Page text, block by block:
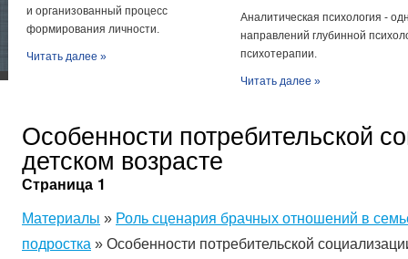
и организованный процесс
формирования личности.
Читать далее »
Аналитическая психология -
направлений глубинной
психотерапии.
Читать далее »
Особенности потребительской
детском возрасте
Страница 1
Материалы » Роль сценария брачных отношений в
подростка » Особенности потребительской